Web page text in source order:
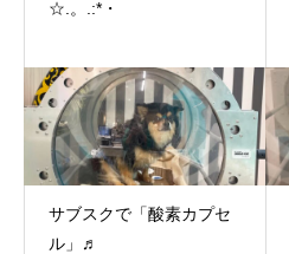
☆.。.:*・
サブスクで「酸素カプセ
ル」♬